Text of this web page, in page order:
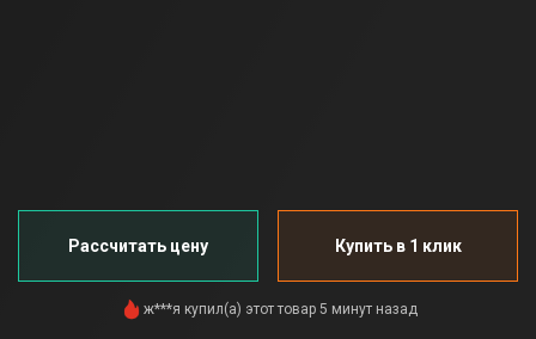
Рассчитать цену Купить в 1 клик
С***а только что оставил(а) 5-звездочный отзыв